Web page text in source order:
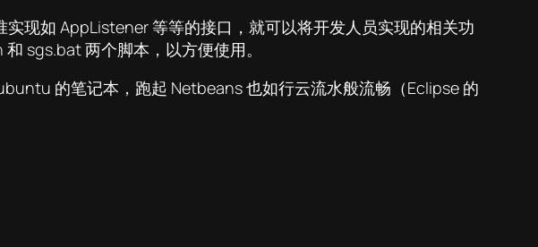
现如 AppListener 等等的接口，就可以将开发人员实现的相关功
sgs.bat 两个脚本，以方便使用。
的笔记本，跑起 Netbeans 也如行云流水般流畅（Eclipse 的